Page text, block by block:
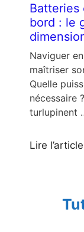
Batteries
bord : le
Naviguer
maîtriser
Quelle
nécessaire
turlupinent
Lire l’article